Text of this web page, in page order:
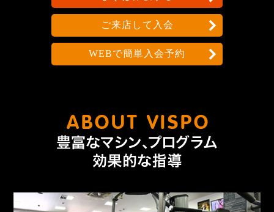
ご来店して入会
WEBで簡単入会予約